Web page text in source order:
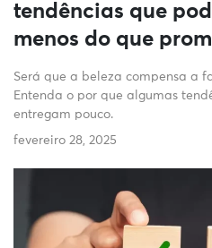
tendências que
menos do que
Será que a beleza compensa a
Entenda o por que algumas
entregam pouco.
fevereiro 28, 2025